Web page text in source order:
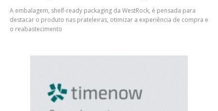
A embalagem, shelf-ready packaging da WestRock, é pensada para
destacar o produto nas prateleiras, otimizar a experiência de compra e
o reabastecimento